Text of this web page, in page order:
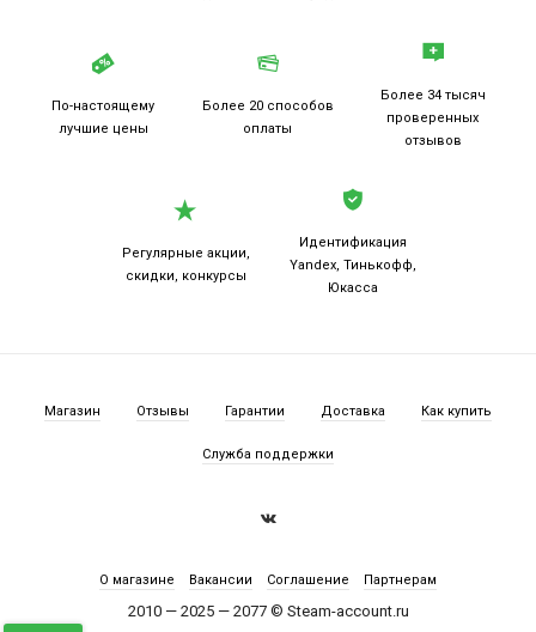
По-настоящему
лучшие цены
Более 20 способов
оплаты
Более 34 тысяч
проверенных
отзывов
Регулярные акции,
скидки, конкурсы
Идентификация
Yandex, Тинькофф,
Юкасса
Магазин Отзывы Гарантии Доставка Как купить
Служба поддержки
2010 — 2025 — 2077 © Steam-account.ru
О магазине Вакансии Соглашение Партнерам